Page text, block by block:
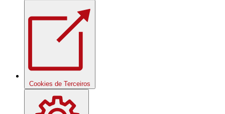
Cookies de Terceiros